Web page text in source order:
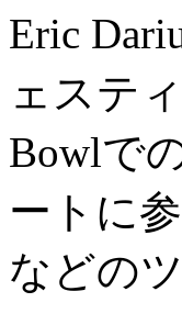
Eric
ェステ
Bowlで
ートに
などの